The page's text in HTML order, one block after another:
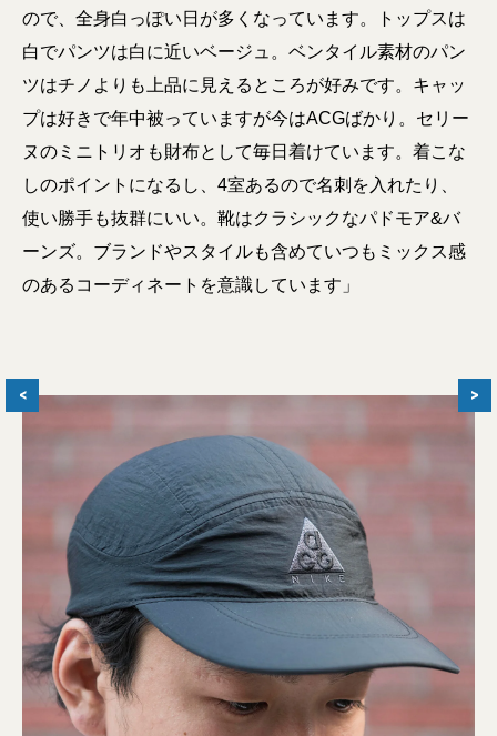
ので、全身白っぽい日が多くなっています。トップスは
白でパンツは白に近いベージュ。ベンタイル素材のパン
ツはチノよりも上品に見えるところが好みです。キャッ
プは好きで年中被っていますが今はACGばかり。セリー
ヌのミニトリオも財布として毎日着けています。着こな
しのポイントになるし、4室あるので名刺を入れたり、
使い勝手も抜群にいい。靴はクラシックなパドモア&バ
ーンズ。ブランドやスタイルも含めていつもミックス感
のあるコーディネートを意識しています」
< >